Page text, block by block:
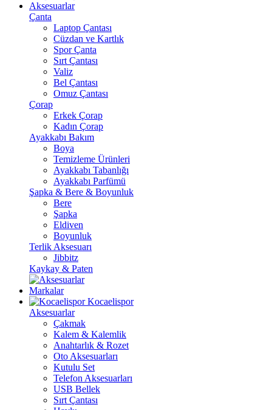
Aksesuarlar
Çanta
Laptop Çantası
Cüzdan ve Kartlık
Spor Çanta
Sırt Çantası
Valiz
Bel Çantası
Omuz Çantası
Çorap
Erkek Çorap
Kadın Çorap
Ayakkabı Bakım
Boya
Temizleme Ürünleri
Ayakkabı Tabanlığı
Ayakkabı Parfümü
Şapka & Bere & Boyunluk
Bere
Şapka
Eldiven
Boyunluk
Terlik Aksesuarı
Jibbitz
Kaykay & Paten
Markalar
Kocaelispor
Aksesuarlar
Çakmak
Kalem & Kalemlik
Anahtarlık & Rozet
Oto Aksesuarları
Kutulu Set
Telefon Aksesuarları
USB Bellek
Sırt Çantası